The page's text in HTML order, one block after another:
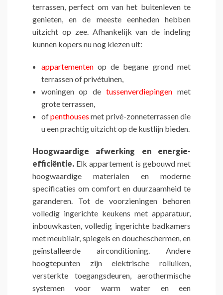
terrassen, perfect om van het buitenleven te
genieten, en de meeste eenheden hebben
uitzicht op zee. Afhankelijk van de indeling
kunnen kopers nu nog kiezen uit:
appartementenop de begane grond met
terrassen of privétuinen,
woningen op detussenverdiepingen met
grote terrassen,
ofpenthouses met privé-zonneterrassen die
u een prachtig uitzicht op de kustlijn bieden.
Hoogwaardige afwerking en energie-
efficiëntie. Elk appartement is gebouwd met
hoogwaardige materialen en moderne
specificaties om comfort en duurzaamheid te
garanderen. Tot de voorzieningen behoren
volledig ingerichte keukens met apparatuur,
inbouwkasten, volledig ingerichte badkamers
met meubilair, spiegels en doucheschermen, en
geïnstalleerde airconditioning. Andere
hoogtepunten zijn elektrische rolluiken,
versterkte toegangsdeuren, aerothermische
systemen voor warm water en een